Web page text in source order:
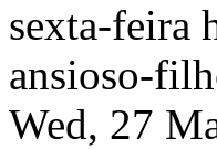
sexta-feira
ansioso-
Wed, 27